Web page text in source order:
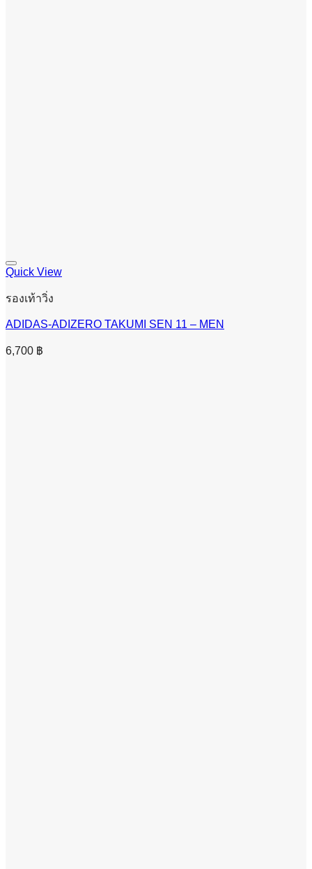
Quick View
รองเท้าวิ่ง
ADIDAS-ADIZERO TAKUMI SEN 11 – MEN
6,700 ฿